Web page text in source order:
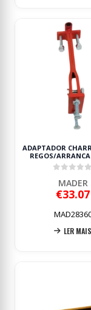
ADAPTADOR
REGOS/
BATATAS
MADER
€33.07
LER MAIS